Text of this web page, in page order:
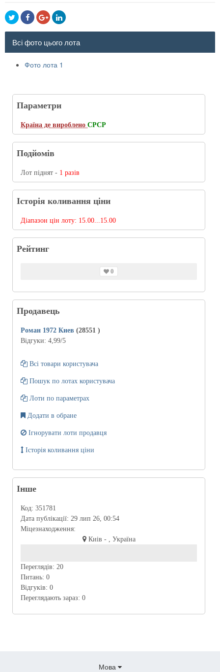
Всі фото цього лота
Фото лота 1
Параметри
Країна де вироблено СРСР
Подйомів
Лот піднят - 1 разів
Історія коливання ціни
Діапазон цін лоту: 15.00...15.00
Рейтинг
0
Продавець
Роман 1972 Киев (28551 )
Відгуки: 4,99/5
Всі товари користувача
Пошук по лотах користувача
Лоти по параметрах
Додати в обране
Ігнорувати лоти продавця
Історія коливання ціни
Інше
Код: 351781
Дата публікації: 29 лип 26, 00:54
Міцезнаходження:
Киів - , Україна
Переглядів: 20
Питань: 0
Відгуків: 0
Переглядають зараз: 0
Мова